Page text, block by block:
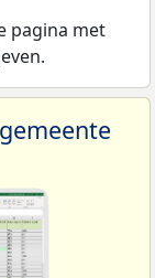
pagina met